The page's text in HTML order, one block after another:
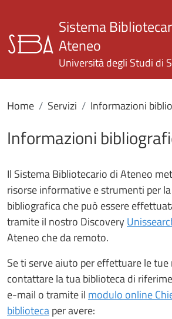
Sistema
Ateneo
Università degli Studi di
Home Servizi Informazioni
Informazioni
Il Sistema Bibliotecario di Ateneo
risorse informative e strumenti per
bibliografica che può essere
tramite il nostro Discovery
Ateneo che da remoto.
Se ti serve aiuto per effettuare le tue
contattare la tua biblioteca di
e-mail o tramite il modulo online
bibliotecaper avere: